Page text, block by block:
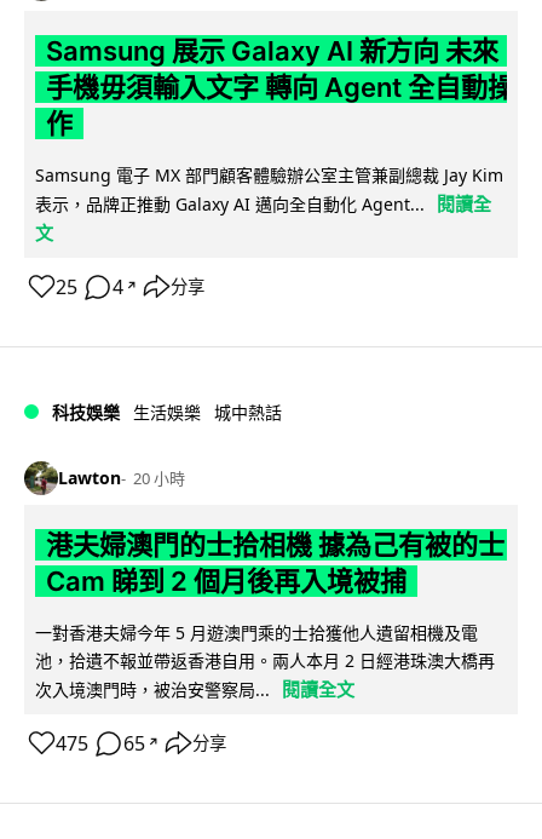
Samsung 展示 Galaxy AI 新方向 未來
手機毋須輸入文字 轉向 Agent 全自動操
作
Samsung 電子 MX 部門顧客體驗辦公室主管兼副總裁 Jay Kim
表示，品牌正推動 Galaxy AI 邁向全自動化 Agent...
閱讀全
文
25 4 ↗ 分享
科技娛樂 生活娛樂 城中熱話
Lawton 20 小時
港夫婦澳門的士拾相機 據為己有被的士
Cam 睇到 2 個月後再入境被捕
一對香港夫婦今年 5 月遊澳門乘的士拾獲他人遺留相機及電
池，拾遺不報並帶返香港自用。兩人本月 2 日經港珠澳大橋再
次入境澳門時，被治安警察局...
閱讀全文
475 65 ↗ 分享